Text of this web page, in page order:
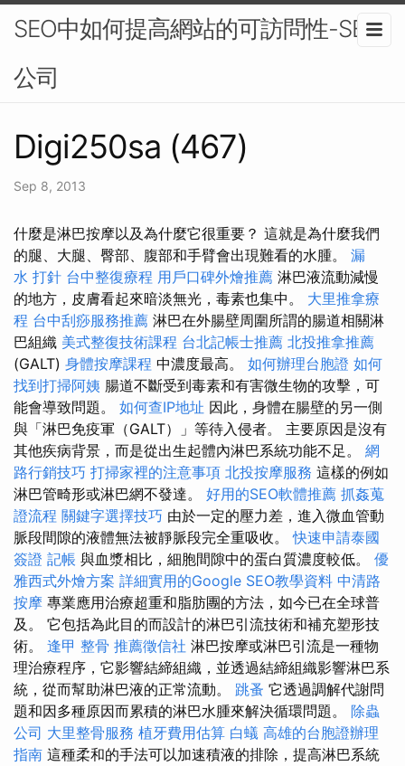
SEO中如何提高網站的可訪問性-SEO
公司
Digi250sa (467)
Sep 8, 2013
什麼是淋巴按摩以及為什麼它很重要？ 這就是為什麼我們
的腿、大腿、臀部、腹部和手臂會出現難看的水腫。 漏
水 打針 台中整復療程 用戶口碑外燴推薦 淋巴液流動減慢
的地方，皮膚看起來暗淡無光，毒素也集中。 大里推拿療
程 台中刮痧服務推薦 淋巴在外腸壁周圍所謂的腸道相關淋
巴組織 美式整復技術課程 台北記帳士推薦 北投推拿推薦
(GALT) 身體按摩課程 中濃度最高。 如何辦理台胞證 如何
找到打掃阿姨 腸道不斷受到毒素和有害微生物的攻擊，可
能會導致問題。 如何查IP地址 因此，身體在腸壁的另一側
與「淋巴免疫軍（GALT）」等待入侵者。 主要原因是沒有
其他疾病背景，而是從出生起體內淋巴系統功能不足。 網
路行銷技巧 打掃家裡的注意事項 北投按摩服務 這樣的例如
淋巴管畸形或淋巴網不發達。 好用的SEO軟體推薦 抓姦蒐
證流程 關鍵字選擇技巧 由於一定的壓力差，進入微血管動
脈段間隙的液體無法被靜脈段完全重吸收。快速申請泰國
簽證 記帳 與血漿相比，細胞間隙中的蛋白質濃度較低。 優
雅西式外燴方案 詳細實用的Google SEO教學資料 中清路
按摩 專業應用治療超重和脂肪團的方法，如今已在全球普
及。 它包括為此目的而設計的淋巴引流技術和補充塑形技
術。 逢甲 整骨 推薦徵信社 淋巴按摩或淋巴引流是一種物
理治療程序，它影響結締組織，並透過結締組織影響淋巴系
統，從而幫助淋巴液的正常流動。 跳蚤 它透過調解代謝問
題和因多種原因而累積的淋巴水腫來解決循環問題。 除蟲
公司 大里整骨服務 植牙費用估算 白蟻 高雄的台胞證辦理
指南 這種柔和的手法可以加速積液的排除，提高淋巴系統